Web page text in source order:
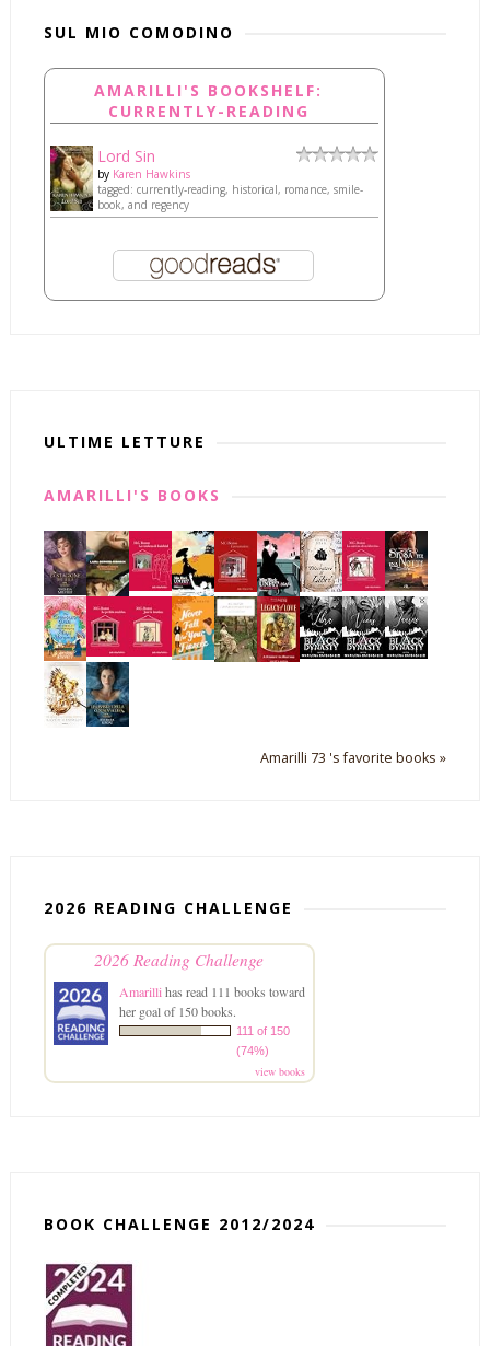
SUL MIO COMODINO
AMARILLI'S BOOKSHELF:
CURRENTLY-READING
Lord Sin
by Karen Hawkins
tagged: currently-reading, historical, romance, smile-
book, and regency
ULTIME LETTURE
AMARILLI'S BOOKS
Amarilli 73 's favorite books »
2026 READING CHALLENGE
2026 Reading Challenge
Amarillihas read 111 books toward
her goal of 150 books.
111 of 150
(74%)
view books
BOOK CHALLENGE 2012/2024